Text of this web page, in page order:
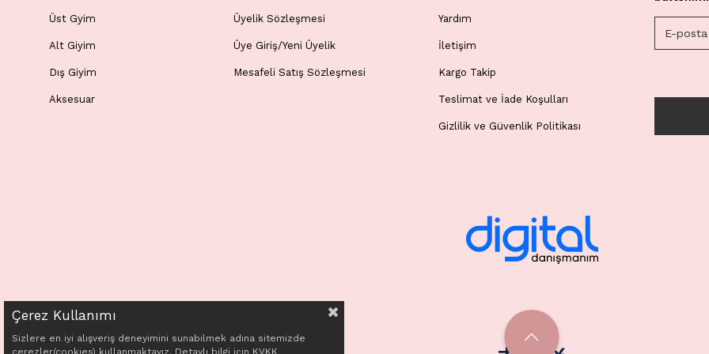
Üst Gyim
Alt Giyim
Dış Giyim
Aksesuar
Üyelik Sözleşmesi
Üye Giriş/Yeni Üyelik
Mesafeli Satış Sözleşmesi
Yardım
İletişim
Kargo Takip
Teslimat ve İade Koşulları
Gizlilik ve Güvenlik Politikası
© 2026 Gizem Ecemiş All Rights Reserved
Çerez Kullanımı
Sizlere en iyi alışveriş deneyimini sunabilmek adına sitemizde
çerezler(cookies) kullanmaktayız. Detaylı bilgi için KVKK